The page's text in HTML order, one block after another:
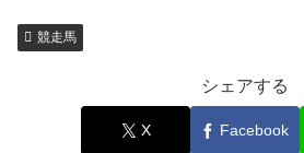
競走馬
シェアする
X Facebook